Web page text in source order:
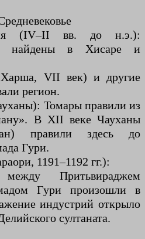
(IV–II вв. до н.э.):
найдены в Хисаре и
VII век) и другие
регион.
Томары правили из
В XII веке Чауханы
правили здесь до
Гури.
1191–1192 гг.):
Притьвираджем
Гури произошли в
индустрий открыло
султаната.